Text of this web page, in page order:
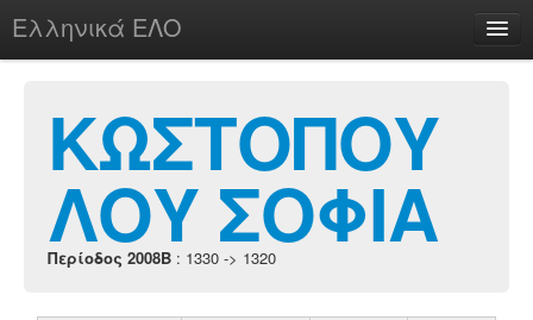
Ελληνικά ΕΛΟ
chesstu.be @ discord
Login
ΚΩΣΤΟΠΟΥ
ΛΟΥ ΣΟΦΙΑ
Περίοδος 2008B : 1330 -> 1320